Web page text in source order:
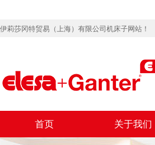
伊莉莎冈特贸易（上海）有限公司机床子网站！
首页 关于我们